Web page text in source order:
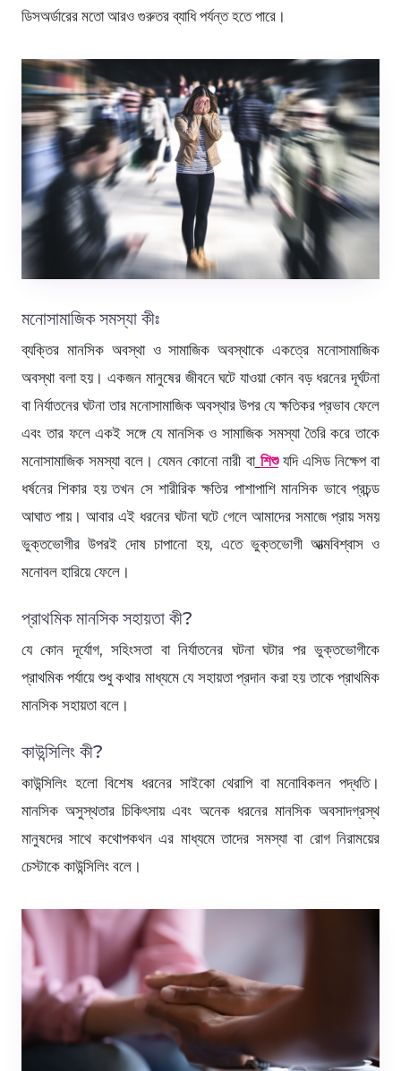
ডিসঅর্ডারের মতো আরও গুরুতর ব্যাধি পর্যন্ত হতে পারে।
মনোসামাজিক সমস্যা কীঃ
ব্যক্তির মানসিক অবস্থা ও সামাজিক অবস্থাকে একত্রে মনোসামাজিক
অবস্থা বলা হয়। একজন মানুষের জীবনে ঘটে যাওয়া কোন বড় ধরনের দূর্ঘটনা
বা নির্যাতনের ঘটনা তার মনোসামাজিক অবস্থার উপর যে ক্ষতিকর প্রভাব ফেলে
এবং তার ফলে একই সঙ্গে যে মানসিক ও সামাজিক সমস্যা তৈরি করে তাকে
মনোসামাজিক সমস্যা বলে। যেমন কোনো নারী বা শিশুযদি এসিড নিক্ষেপ বা
ধর্ষনের শিকার হয় তখন সে শারীরিক ক্ষতির পাশাপাশি মানসিক ভাবে প্রচন্ড
আঘাত পায়। আবার এই ধরনের ঘটনা ঘটে গেলে আমাদের সমাজে প্রায় সময়
ভুক্তভোগীর উপরই দোষ চাপানো হয়, এতে ভুক্তভোগী আত্মবিশ্বাস ও
মনোবল হারিয়ে ফেলে।
প্রাথমিক মানসিক সহায়তা কী?
যে কোন দূর্যোগ, সহিংসতা বা নির্যাতনের ঘটনা ঘটার পর ভুক্তভোগীকে
প্রাথমিক পর্যায়ে শুধু কথার মাধ্যমে যে সহায়তা প্রদান করা হয় তাকে প্রাথমিক
মানসিক সহায়তা বলে।
কাউন্সিলিং কী?
কাউন্সিলিং হলো বিশেষ ধরনের সাইকো থেরাপি বা মনোবিকলন পদ্ধতি।
মানসিক অসুস্থতার চিকিৎসায় এবং অনেক ধরনের মানসিক অবসাদগ্রস্থ
মানুষদের সাথে কথোপকথন এর মাধ্যমে তাদের সমস্যা বা রোগ নিরাময়ের
চেস্টাকে কাউন্সিলিং বলে।